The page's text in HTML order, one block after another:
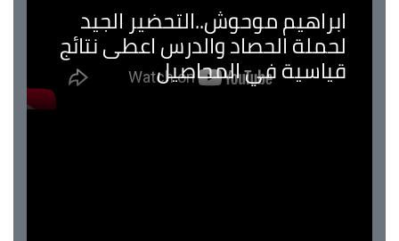
ابراهيم موحوش..التحضير الجيد
لحملة الحصاد والدرس اعطى نتائج
قياسية في المحاصيل